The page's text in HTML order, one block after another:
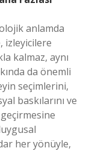
anlamda
izleyicilere
kalmaz, aynı
da önemli
seçimlerini,
baskılarını ve
her yönüyle,